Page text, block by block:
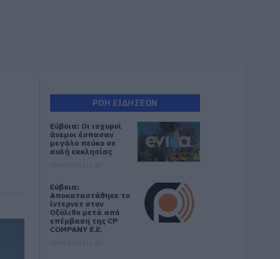
ΡΟΗ ΕΙΔΗΣΕΩΝ
Εύβοια: Οι ισχυροί
άνεμοι έσπασαν
μεγάλο πεύκο σε
αυλή εκκλησίας
Εύβοια:
Αποκαταστάθηκε το
ίντερνετ στον
Οξύλιθο μετά από
επέμβαση της CP
COMPANY Ε.Ε.